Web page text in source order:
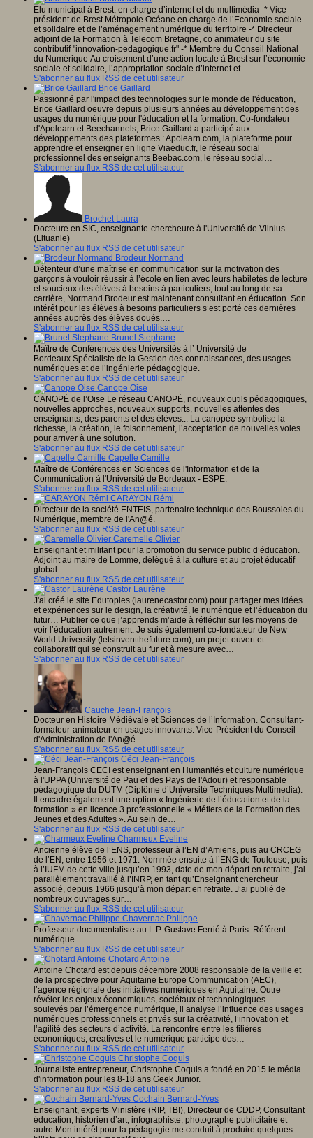
Elu municipal à Brest, en charge d’internet et du multimédia -* Vice
président de Brest Métropole Océane en charge de l’Economie sociale
et solidaire et de l’aménagement numérique du territoire -* Directeur
adjoint de la Formation à Telecom Bretagne, co animateur du site
contributif "innovation-pedagogique.fr" -* Membre du Conseil National
du Numérique Au croisement d’une action locale à Brest sur l’économie
sociale et solidaire, l’appropriation sociale d’internet et…
S'abonner au flux RSS de cet utilisateur
Brice Gaillard
Passionné par l'impact des technologies sur le monde de l'éducation,
Brice Gaillard oeuvre depuis plusieurs années au développement des
usages du numérique pour l'éducation et la formation. Co-fondateur
d'Apolearn et Beechannels, Brice Gaillard a participé aux
développements des plateformes : Apolearn.com, la plateforme pour
apprendre et enseigner en ligne Viaeduc.fr, le réseau social
professionnel des enseignants Beebac.com, le réseau social…
S'abonner au flux RSS de cet utilisateur
Brochet Laura
Docteure en SIC, enseignante-chercheure à l'Université de Vilnius
(Lituanie)
S'abonner au flux RSS de cet utilisateur
Brodeur Normand
Détenteur d’une maîtrise en communication sur la motivation des
garçons à vouloir réussir à l’école en lien avec leurs habiletés de lecture
et soucieux des élèves à besoins à particuliers, tout au long de sa
carrière, Normand Brodeur est maintenant consultant en éducation. Son
intérêt pour les élèves à besoins particuliers s’est porté ces dernières
années auprès des élèves doués.…
S'abonner au flux RSS de cet utilisateur
Brunel Stephane
Maître de Conférences des Universités à l’ Université de
Bordeaux.Spécialiste de la Gestion des connaissances, des usages
numériques et de l’ingénierie pédagogique.
S'abonner au flux RSS de cet utilisateur
Canope Oise
CANOPÉ de l’Oise Le réseau CANOPÉ, nouveaux outils pédagogiques,
nouvelles approches, nouveaux supports, nouvelles attentes des
enseignants, des parents et des élèves... La canopée symbolise la
richesse, la création, le foisonnement, l’acceptation de nouvelles voies
pour arriver à une solution.
S'abonner au flux RSS de cet utilisateur
Capelle Camille
Maître de Conférences en Sciences de l'Information et de la
Communication à l'Université de Bordeaux - ESPE.
S'abonner au flux RSS de cet utilisateur
CARAYON Rémi
Directeur de la société ENTEIS, partenaire technique des Boussoles du
Numérique, membre de l'An@é.
S'abonner au flux RSS de cet utilisateur
Caremelle Olivier
Enseignant et militant pour la promotion du service public d’éducation.
Adjoint au maire de Lomme, délégué à la culture et au projet éducatif
global.
S'abonner au flux RSS de cet utilisateur
Castor Laurène
J'ai créé le site Edutopies (laurenecastor.com) pour partager mes idées
et expériences sur le design, la créativité, le numérique et l’éducation du
futur… Publier ce que j’apprends m’aide à réfléchir sur les moyens de
voir l’éducation autrement. Je suis également co-fondateur de New
World University (letsinventthefuture.com), un projet ouvert et
collaboratif qui se construit au fur et à mesure avec…
S'abonner au flux RSS de cet utilisateur
Cauche Jean-François
Docteur en Histoire Médiévale et Sciences de l’Information. Consultant-
formateur-animateur en usages innovants. Vice-Président du Conseil
d'Administration de l'An@é.
S'abonner au flux RSS de cet utilisateur
Céci Jean-François
Jean-François CECI est enseignant en Humanités et culture numérique
à l'UPPA (Université de Pau et des Pays de l'Adour) et responsable
pédagogique du DUTM (Diplôme d’Université Techniques Multimedia).
Il encadre également une option « Ingénierie de l’éducation et de la
formation » en licence 3 professionnelle « Métiers de la Formation des
Jeunes et des Adultes ». Au sein de…
S'abonner au flux RSS de cet utilisateur
Charmeux Eveline
Ancienne élève de l’ENS, professeur à l’EN d’Amiens, puis au CRCEG
de l’EN, entre 1956 et 1971. Nommée ensuite à l’ENG de Toulouse, puis
à l’IUFM de cette ville jusqu’en 1993, date de mon départ en retraite, j’ai
parallèlement travaillé à l’INRP, en tant qu’Enseignant chercheur
associé, depuis 1966 jusqu’à mon départ en retraite. J’ai publié de
nombreux ouvrages sur…
S'abonner au flux RSS de cet utilisateur
Chavernac Philippe
Professeur documentaliste au L.P. Gustave Ferrié à Paris. Référent
numérique
S'abonner au flux RSS de cet utilisateur
Chotard Antoine
Antoine Chotard est depuis décembre 2008 responsable de la veille et
de la prospective pour Aquitaine Europe Communication (AEC),
l’agence régionale des initiatives numériques en Aquitaine. Outre
révéler les enjeux économiques, sociétaux et technologiques
soulevés par l’émergence numérique, il analyse l’influence des usages
numériques professionnels et privés sur la créativité, l’innovation et
l’agilité des secteurs d’activité. La rencontre entre les filières
économiques, créatives et le numérique participe des…
S'abonner au flux RSS de cet utilisateur
Christophe Coquis
Journaliste entrepreneur, Christophe Coquis a fondé en 2015 le média
d'information pour les 8-18 ans Geek Junior.
S'abonner au flux RSS de cet utilisateur
Cochain Bernard-Yves
Enseignant, experts Ministère (RIP, TBI), Directeur de CDDP, Consultant
éducation, historien d’art, infographiste, photographe publicitaire et
autre.Mon intérêt pour la pédagogie me conduit à produire quelques